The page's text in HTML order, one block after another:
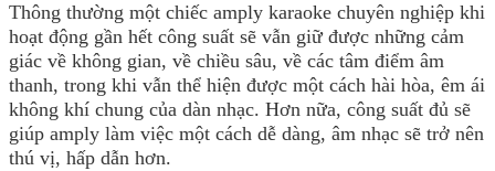
Thông thường một chiếc amply karaoke chuyên nghiệp khi
hoạt động gần hết công suất sẽ vẫn giữ được những cảm
giác về không gian, về chiều sâu, về các tâm điểm âm
thanh, trong khi vẫn thể hiện được một cách hài hòa, êm ái
không khí chung của dàn nhạc. Hơn nữa, công suất đủ sẽ
giúp amply làm việc một cách dễ dàng, âm nhạc sẽ trở nên
thú vị, hấp dẫn hơn.